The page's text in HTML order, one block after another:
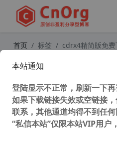
首页 标签 cdrx4精简版免
开加速 修
教程
本站通知
登陆显示不正常，刷新一下
如果下载链接失效或空链接
联系，其他通道均得不到任
“私信本站”仅限本站VIP用户